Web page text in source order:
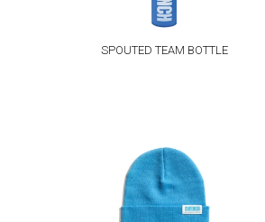
SPOUTED TEAM BOTTLE